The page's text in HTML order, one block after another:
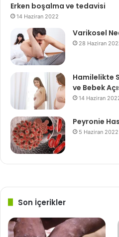
Erken boşalma ve tedavisi
14 Haziran 2022
Varikosel
28 Haziran
Hamilelikte
ve Bebek
14 Haziran
Peyronie
5 Haziran 2022
Son İçerikler